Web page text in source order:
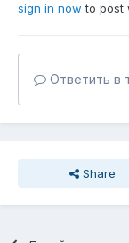
sign in now to post
Ответить в
Share